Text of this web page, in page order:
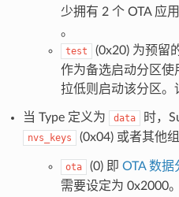
少拥有 2 个 OTA 应
。
test
(0x20) 为预留
作为备选启动分区使
拉低则启动该分区。
当 Type 定义为 data 时，
nvs_keys (0x04) 或者其他
ota (0) 即 OTA 数据
需要设定为 0x2000